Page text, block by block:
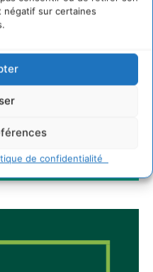
sur certaines
de confidentialité